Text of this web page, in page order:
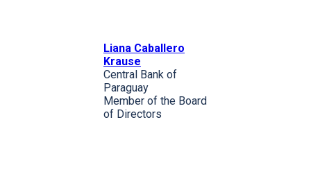
Liana Caballero
Krause
Central Bank of
Paraguay
Member of the Board
of Directors